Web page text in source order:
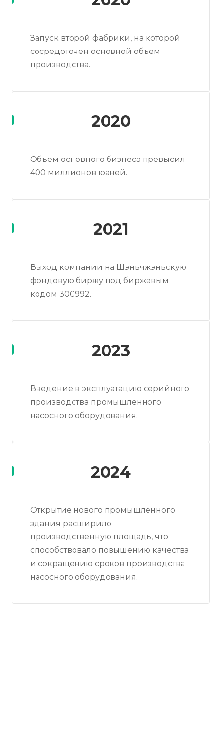
Запуск второй фабрики, на которой
сосредоточен основной объем
производства.
2020
Объем основного бизнеса превысил
400 миллионов юаней.
2021
Выход компании на Шэньчжэньскую
фондовую биржу под биржевым
кодом 300992.
2023
Введение в эксплуатацию серийного
производства промышленного
насосного оборудования.
2024
Открытие нового промышленного
здания расширило
производственную площадь, что
способствовало повышению качества
и сокращению сроков производства
насосного оборудования.